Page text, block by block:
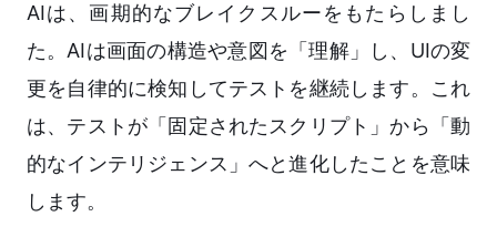
AIは、画期的なブレイクスルーをもたらしまし
た。AIは画面の構造や意図を「理解」し、UIの変
更を自律的に検知してテストを継続します。これ
は、テストが「固定されたスクリプト」から「動
的なインテリジェンス」へと進化したことを意味
します。